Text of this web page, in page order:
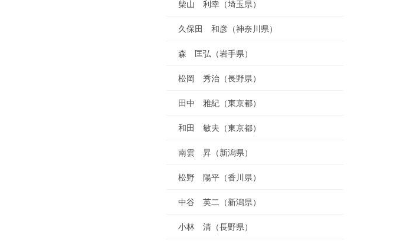
柴山 利幸（埼玉県）
久保田 和彦（神奈川県）
森 匡弘（岩手県）
松岡 秀治（長野県）
田中 雅紀（東京都）
和田 敏夫（東京都）
南雲 昇（新潟県）
松野 陽平（香川県）
中谷 英二（新潟県）
小林 清（長野県）